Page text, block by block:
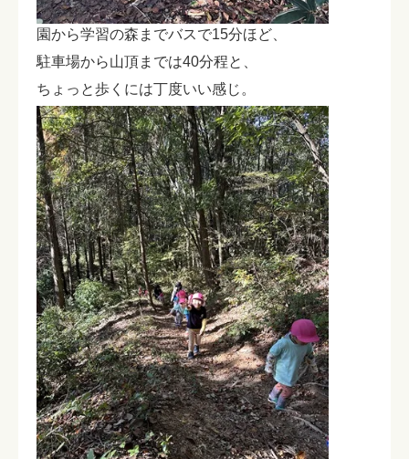
園から学習の森までバスで15分ほど、
駐車場から山頂までは40分程と、
ちょっと歩くには丁度いい感じ。